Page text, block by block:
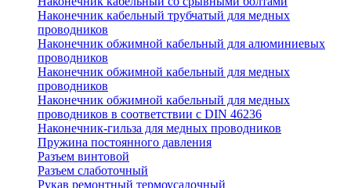
Наконечник кабельный трубчатый для медных
проводников
Наконечник обжимной кабельный для алюминиевых
проводников
Наконечник обжимной кабельный для медных
проводников
Наконечник обжимной кабельный для медных
проводников в соответствии с DIN 46236
Наконечник-гильза для медных проводников
Пружина постоянного давления
Разъем винтовой
Разъем слаботочный
Рукав ремонтный термоусадочный